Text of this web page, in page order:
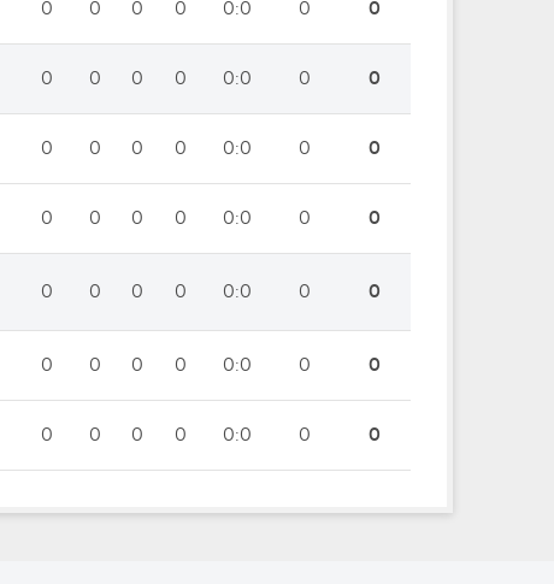
0 0 0 0 0:0 0 0
0 0 0 0 0:0 0 0
0 0 0 0 0:0 0 0
0 0 0 0 0:0 0 0
0 0 0 0 0:0 0 0
0 0 0 0 0:0 0 0
0 0 0 0 0:0 0 0